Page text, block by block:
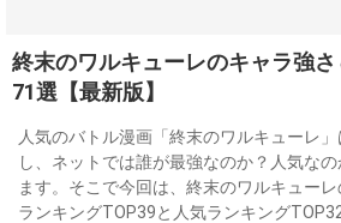
終末のワルキューレのキャラ強
71選【最新版】
人気のバトル漫画「終末のワルキューレ
し、ネットでは誰が最強なのか？人気な
ます。そこで今回は、終末のワルキュー
ランキングTOP39と人気ランキング